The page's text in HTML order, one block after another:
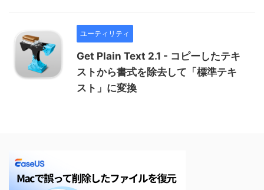
ユーティリティ
Get Plain Text 2.1 - コピーしたテキ
ストから書式を除去して「標準テキ
スト」に変換